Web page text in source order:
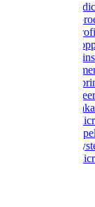
Gardena
Gardena
Gardena
Gardena
Gardena
Gardena
Gardena
Gardena
Gardena
Gardena
Gardena
Gardena
Gardena